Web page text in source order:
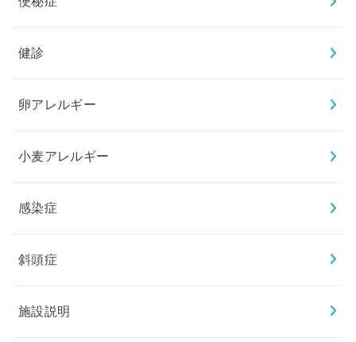
健診
卵アレルギー
小麦アレルギー
感染症
斜頭症
施設説明